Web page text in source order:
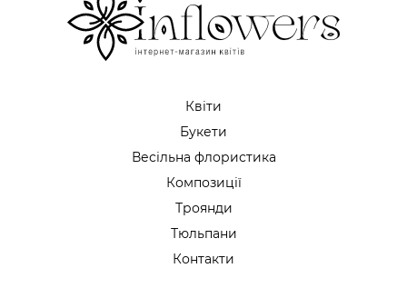
Квіти
Букети
Весільна флористика
Композиції
Троянди
Тюльпани
Контакти